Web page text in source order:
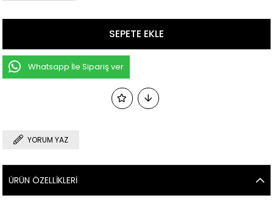
Whatsapp İle Sipariş ver
YORUM YAZ
ÜRÜN ÖZELLIKLERI